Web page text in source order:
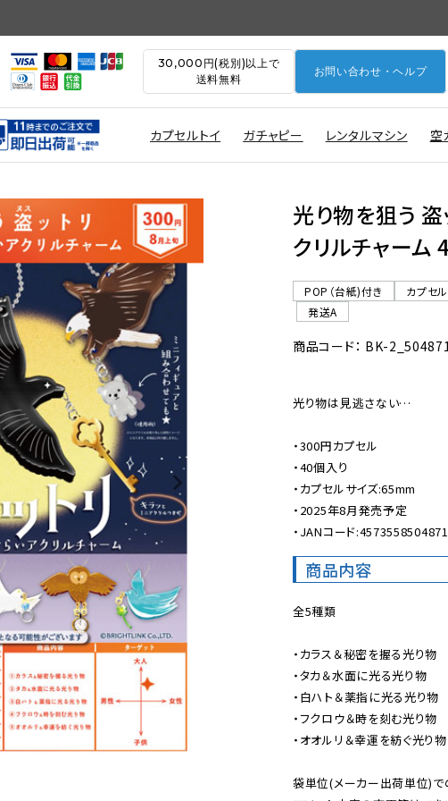
30,000円(税別)以上で
送料無料
お問い合わせ・ヘルプ
カプセルトイ ガチャピー レンタルマシン 空
光り物を狙う 盗
クリルチャー
POP（台紙)付き
カプセ
発送A
商品コード： BK-
光り物は見逃さない…
・300円カプセル
・40個入り
・カプセルサイズ:65mm
・2025年8月発売予定
・JANコード:4573558504871
商品内容
全5種類
・カラス＆秘密を握る光り物
・タカ＆水面に光る光り物
・白ハト＆薬指に光る光り物
・フクロウ＆時を刻む光り物
・オオルリ＆幸運を紡ぐ光り物
袋単位(メーカー出荷単位)で